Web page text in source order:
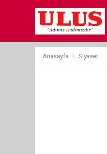
Anasayfa Siyaset